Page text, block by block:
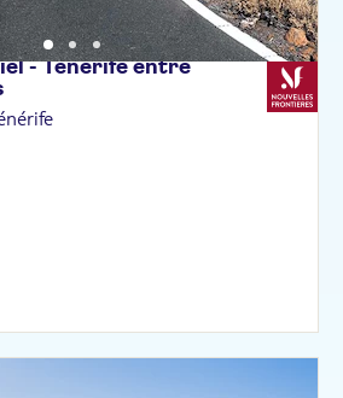
- Tenerife entre